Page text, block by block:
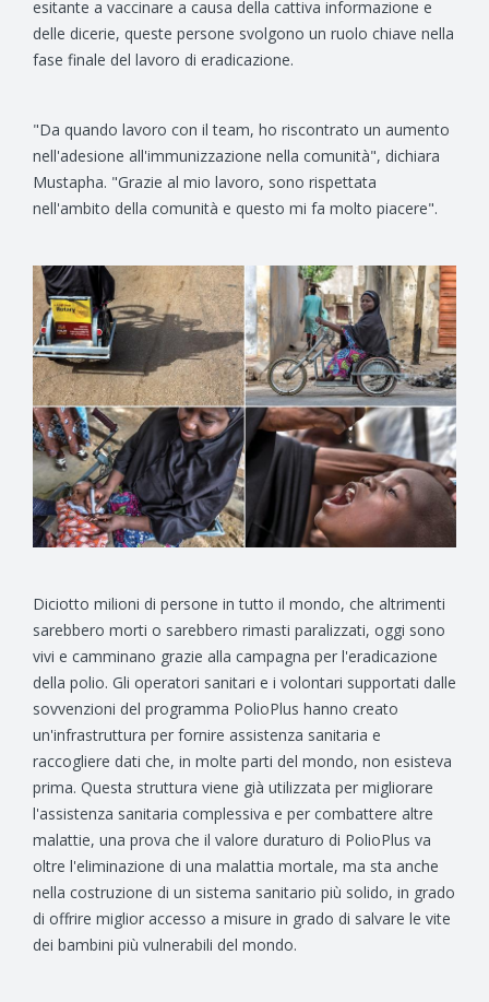
esitante a vaccinare a causa della cattiva informazione e
delle dicerie, queste persone svolgono un ruolo chiave nella
fase finale del lavoro di eradicazione.
"Da quando lavoro con il team, ho riscontrato un aumento
nell'adesione all'immunizzazione nella comunità", dichiara
Mustapha. "Grazie al mio lavoro, sono rispettata
nell'ambito della comunità e questo mi fa molto piacere".
Diciotto milioni di persone in tutto il mondo, che altrimenti
sarebbero morti o sarebbero rimasti paralizzati, oggi sono
vivi e camminano grazie alla campagna per l'eradicazione
della polio. Gli operatori sanitari e i volontari supportati dalle
sovvenzioni del programma PolioPlus hanno creato
un'infrastruttura per fornire assistenza sanitaria e
raccogliere dati che, in molte parti del mondo, non esisteva
prima. Questa struttura viene già utilizzata per migliorare
l'assistenza sanitaria complessiva e per combattere altre
malattie, una prova che il valore duraturo di PolioPlus va
oltre l'eliminazione di una malattia mortale, ma sta anche
nella costruzione di un sistema sanitario più solido, in grado
di offrire miglior accesso a misure in grado di salvare le vite
dei bambini più vulnerabili del mondo.